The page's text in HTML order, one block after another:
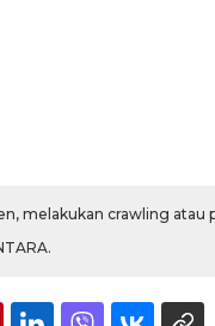
melakukan crawling